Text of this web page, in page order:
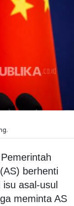
berhenti
asal-usul
meminta AS